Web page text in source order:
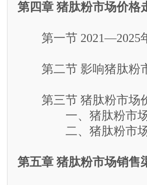
第四章 猪肽粉市场价格
第一节 2021—2025
第二节 影响猪肽粉
第三节 猪肽粉市场
一、猪肽粉市场
二、猪肽粉市场价
第五章 猪肽粉市场销售